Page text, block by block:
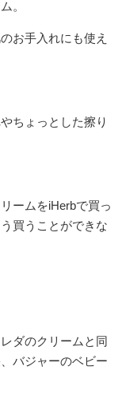
。
お手入れにも使え
ちょっとした擦り
ームをiHerbで買っ
買うことができな
ダのクリームと同
バジャーのベビー